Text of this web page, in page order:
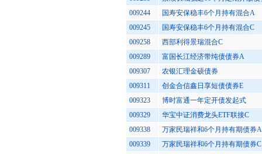
009244
国寿安保稳丰6个月持有混合A
009245
国寿安保稳丰6个月持有混合C
009258
西部利得景瑞混合C
009289
富国长江经济带纯债债券A
009307
农银汇理金硕债券
009311
创金合信鑫日享短债债券E
009323
博时富通一年定开债发起式
009329
华宝中证消费龙头ETF联接C
009338
万家民瑞祥和6个月持有期债券A
009339
万家民瑞祥和6个月持有期债券C